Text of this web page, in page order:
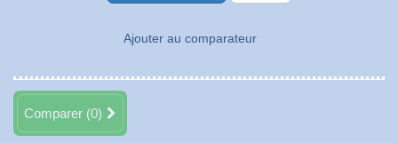
Ajouter au comparateur
Comparer (0)